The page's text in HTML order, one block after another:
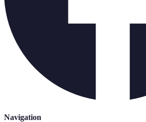
Navigation